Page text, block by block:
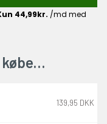
købe…
139,95 DKK